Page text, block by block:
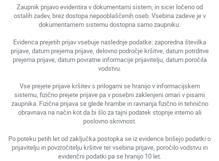
Zaupnik prijavo evidentira v dokumentarni sistem, in sicer ločeno od
ostalih zadev, brez dostopa nepooblaščenih oseb. Vsebina zadeve je v
dokumentarnem sistemu dostopna samo zaupniku.
Evidenca prejetih prijav vsebuje naslednje podatke: zaporedna številka
prijave, datum prejema prijave, delovno področje kršitve, datum potrditve
prejema prijave, datum povratne informacije prijavitelju, datum poročila
vodstvu.
Vse prejete prijave kršitev s prilogami se hranijo v informacijskem
sistemu, fizično prejete prijave pa v posebni zaklenjeni omari v pisarni
zaupnika. Fizična prijava se glede hrambe in ravnanja fizično in tehnično
obravnava na način kot da bi šlo za tajni podatek stopnje interno ali
poslovno skrivnost.
Po poteku petih let od zaključka postopka se iz evidence brišejo podatki o
prijavitelju in povzročitelju kršitve ter vsebina prijave, poročilo vodstvu in
evidenčni podatki pa se hranijo 10 let.